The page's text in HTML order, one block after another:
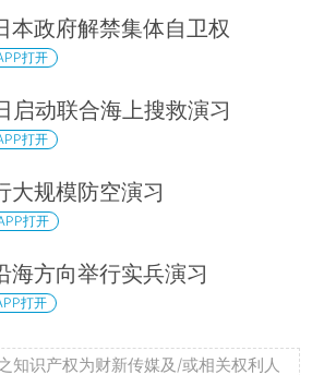
本政府解禁集体自卫权
打开
启动联合海上搜救演习
打开
大规模防空演习
打开
海方向举行实兵演习
打开
知识产权为财新传媒及/或相关权利人